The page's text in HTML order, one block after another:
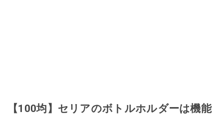
【100均】セリアのボトルホルダーは機能